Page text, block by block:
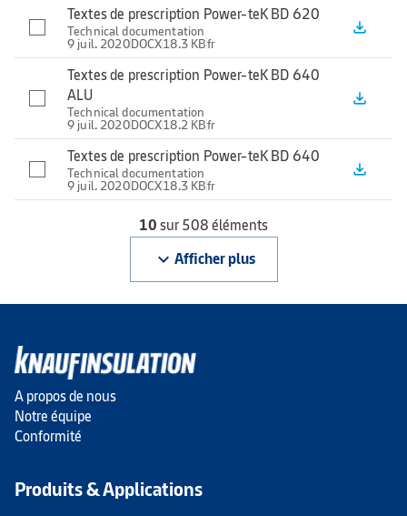
Textes de prescription Power-teK BD 620
Technical documentation
9 juil. 2020DOCX18.3 KBfr
file_download
Textes de prescription Power-teK BD 640
ALU
Technical documentation
9 juil. 2020DOCX18.2 KBfr
file_download
Textes de prescription Power-teK BD 640
Technical documentation
9 juil. 2020DOCX18.3 KBfr
file_download
10sur 508 éléments
keyboard_arrow_down Afficher plus
A propos de nous
Notre équipe
Conformité
Produits & Applications